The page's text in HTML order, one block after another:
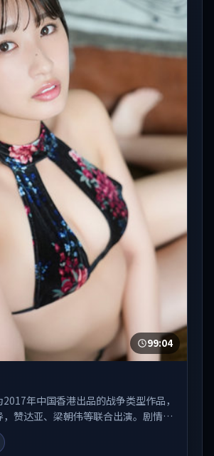
99:04
2017年中国香港出品的战争类型作品，
赞达亚、梁朝伟等联合出演。剧情在
进中展开，兼具叙事张力与视听质
在线观看、热播国产剧与院线佳片的